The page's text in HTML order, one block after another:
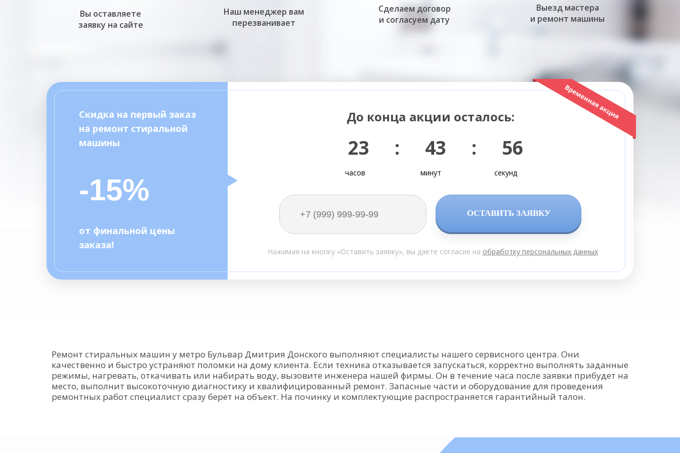
23 : 43 : 55
До конца акции осталось:
Скидка на первый заказ
на ремонт стиральной
машины
от финальной цены
заказа!
-15%
ОСТАВИТЬ ЗАЯВКУ
Нажимая на кнопку «Оставить заявку», вы даёте согласие на обработку персональных данных
секунд
минут
часов
Выезд мастера
и ремонт машины
Сделаем договор
и согласуем дату
Наш менеджер вам
перезванивает
Вы оставляете
заявку на сайте
Ремонт стиральных машин у метро Бульвар Дмитрия Донского выполняют специалисты нашего сервисного центра. Они
качественно и быстро устраняют поломки на дому клиента. Если техника отказывается запускаться, корректно выполнять заданные
режимы, нагревать, откачивать или набирать воду, вызовите инженера нашей фирмы. Он в течение часа после заявки прибудет на
место, выполнит высокоточную диагностику и квалифицированный ремонт. Запасные части и оборудование для проведения
ремонтных работ специалист сразу берет на объект. На починку и комплектующие распространяется гарантийный талон.